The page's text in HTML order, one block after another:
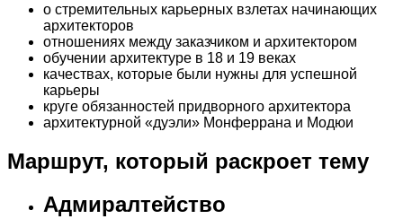
о стремительных карьерных взлетах начинающих
архитекторов
отношениях между заказчиком и архитектором
обучении архитектуре в 18 и 19 веках
качествах, которые были нужны для успешной
карьеры
круге обязанностей придворного архитектора
архитектурной «дуэли» Монферрана и Модюи
Маршрут, который раскроет тему
Адмиралтейство